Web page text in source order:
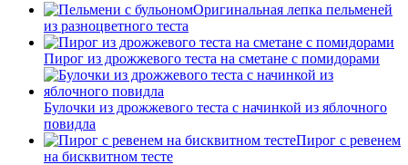
Оригинальная лепка пельменей
из разноцветного теста
Пирог из дрожжевого теста на сметане с помидорами
Булочки из дрожжевого теста с начинкой из яблочного
повидла
Пирог с ревенем
на бисквитном тесте